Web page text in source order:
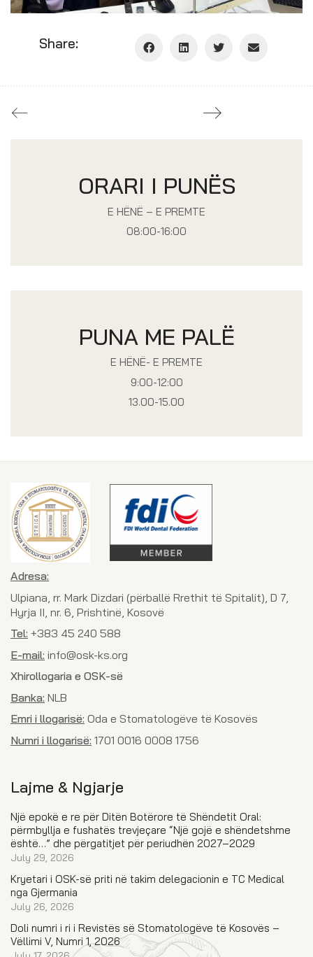
Share:
ORARI I PUNËS
E HËNË – E PREMTE
08:00-16:00
PUNA ME PALË
E HËNË- E PREMTE
9:00-12:00
13.00-15.00
Adresa:
Ulpiana, rr. Mark Dizdari (përballë Rrethit të Spitalit), D 7,
Hyrja II, nr. 6, Prishtinë, Kosovë
Tel: +383 45 240 588
E-mail: info@osk-ks.org
Xhirollogaria e OSK-së
Banka: NLB
Emri i llogarisë: Oda e Stomatologëve të Kosovës
Numri i llogarisë: 1701 0016 0008 1756
Lajme & Ngjarje
Një epokë e re për Ditën Botërore të Shëndetit Oral:
përmbyllja e fushatës trevjeçare “Një gojë e shëndetshme
është…” dhe përgatitjet për periudhën 2027–2029
July 29, 2026
Kryetari i OSK-së priti në takim delegacionin e TC Medical
nga Gjermania
July 26, 2026
Doli numri i ri i Revistës së Stomatologëve të Kosovës –
Vëllimi V, Numri 1, 2026